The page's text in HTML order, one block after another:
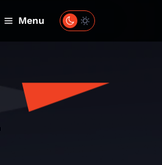
Menu